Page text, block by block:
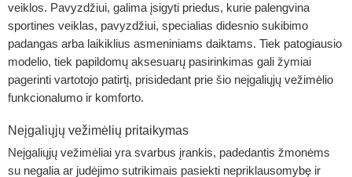
veiklos. Pavyzdžiui, galima įsigyti priedus, kurie palengvina
sportines veiklas, pavyzdžiui, specialias didesnio sukibimo
padangas arba laikiklius asmeniniams daiktams. Tiek patogiausio
modelio, tiek papildomų aksesuarų pasirinkimas gali žymiai
pagerinti vartotojo patirtį, prisidedant prie šio neįgaliųjų vežimėlio
funkcionalumo ir komforto.
Neįgaliųjų vežimėlių pritaikymas
Neįgaliųjų vežimėliai yra svarbus įrankis, padedantis žmonėms
su negalia ar judėjimo sutrikimais pasiekti nepriklausomybę ir